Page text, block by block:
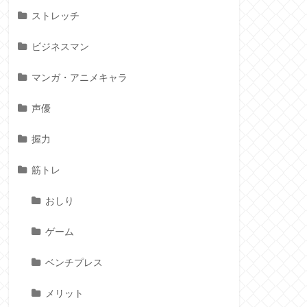
ストレッチ
ビジネスマン
マンガ・アニメキャラ
声優
握力
筋トレ
おしり
ゲーム
ベンチプレス
メリット